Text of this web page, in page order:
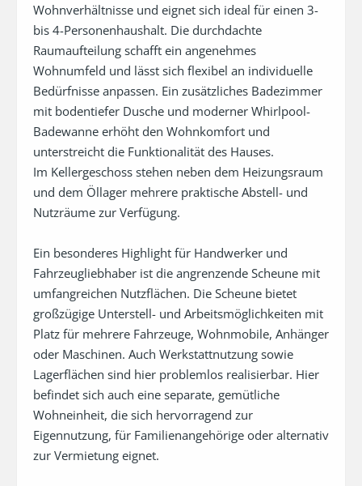
Wohnverhältnisse und eignet sich ideal für einen 3-
bis 4-Personenhaushalt. Die durchdachte
Raumaufteilung schafft ein angenehmes
Wohnumfeld und lässt sich flexibel an individuelle
Bedürfnisse anpassen. Ein zusätzliches Badezimmer
mit bodentiefer Dusche und moderner Whirlpool-
Badewanne erhöht den Wohnkomfort und
unterstreicht die Funktionalität des Hauses.
Im Kellergeschoss stehen neben dem Heizungsraum
und dem Öllager mehrere praktische Abstell- und
Nutzräume zur Verfügung.
Ein besonderes Highlight für Handwerker und
Fahrzeugliebhaber ist die angrenzende Scheune mit
umfangreichen Nutzflächen. Die Scheune bietet
großzügige Unterstell- und Arbeitsmöglichkeiten mit
Platz für mehrere Fahrzeuge, Wohnmobile, Anhänger
oder Maschinen. Auch Werkstattnutzung sowie
Lagerflächen sind hier problemlos realisierbar. Hier
befindet sich auch eine separate, gemütliche
Wohneinheit, die sich hervorragend zur
Eigennutzung, für Familienangehörige oder alternativ
zur Vermietung eignet.